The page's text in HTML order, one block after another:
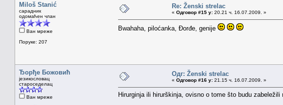
Miloš Stanić
сарадник
одомаћен члан
Ван мреже
Поруке: 207
Re: Ženski strelac
« Одговор #15 у: 20.21 ч. 16.07.2009. »
Bwahaha, piloćanka, Đorđe, genije
Ђорђе Божовић
језикословац
староседелац
Ван мреже
Одг: Ženski strelac
« Одговор #16 у: 21.15 ч. 16.07.2009. »
Hirurginja ili hirurškinja, ovisno o tome što budu zabeležili